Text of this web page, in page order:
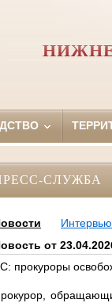
СЛУЖБА
от
прокуроры